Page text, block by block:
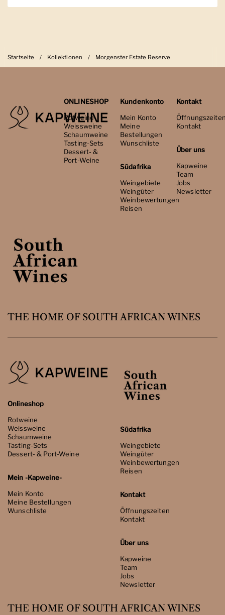
Startseite / Kollektionen / Morgenster Estate Reserve
ONLINESHOP
Rotweine
Weissweine
Schaumweine
Tasting-Sets
Dessert- &
Port-Weine
Kundenkonto
Mein Konto
Meine
Bestellungen
Wunschliste
Südafrika
Weingebiete
Weingüter
Weinbewertungen
Reisen
Kontakt
Kontakt
Über uns
Kapweine
Team
Jobs
Newsletter
THE HOME OF SOUTH AFRICAN WINES
Onlineshop
Rotweine
Weissweine
Schaumweine
Tasting-Sets
Dessert- & Port-Weine
Mein -Kapweine-
Mein Konto
Meine Bestellungen
Wunschliste
Südafrika
Weingebiete
Weingüter
Weinbewertungen
Reisen
Kontakt
Öffnungszeiten
Kontakt
Über uns
Kapweine
Team
Jobs
Newsletter
THE HOME OF SOUTH AFRICAN WINES